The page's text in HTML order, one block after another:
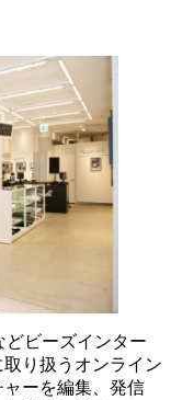
ビーズインター
り扱うオンライン
ーを編集、発信